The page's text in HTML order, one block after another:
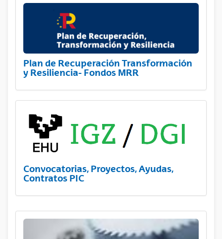
Plan de Recuperación Transformación
y Resiliencia- Fondos MRR
Convocatorias, Proyectos, Ayudas,
Contratos PIC